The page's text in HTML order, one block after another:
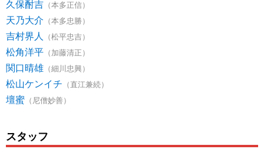
久保酎吉 （本多正信）
天乃大介 （本多忠勝）
吉村界人 （松平忠吉）
松角洋平 （加藤清正）
関口晴雄 （細川忠興）
松山ケンイチ （直江兼続）
壇蜜 （尼僧妙善）
スタッフ